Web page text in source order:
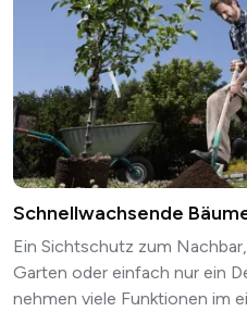
Schnellwachsende
Ein Sichtschutz zum
Garten oder einfach nur ein
nehmen viele Funktionen im